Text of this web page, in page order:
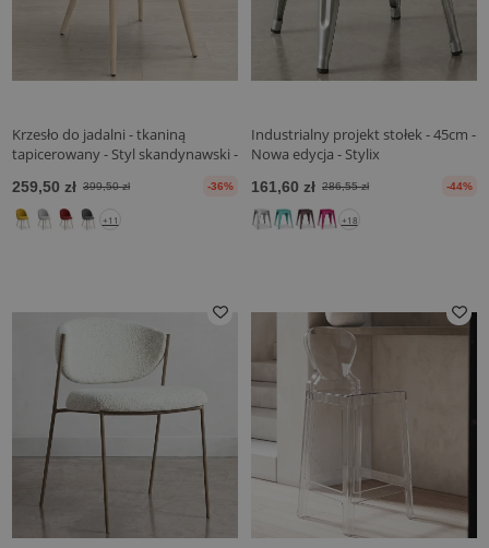
Krzesło do jadalni - tkaniną
tapicerowany - Styl skandynawski -
259,50 zł 399,50 zł -36%
+11
Industrialny projekt stołek - 45cm -
Nowa edycja - Stylix
161,60 zł 286,55 zł -44%
+18